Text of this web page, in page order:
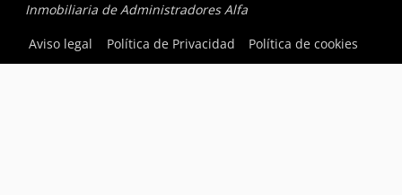
Inmobiliaria de Administradores Alfa
Aviso legal
Política de Privacidad Política de cookies